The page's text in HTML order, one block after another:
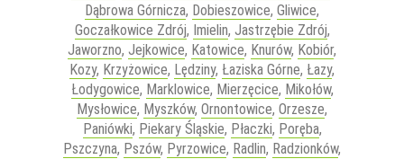
Dąbrowa Górnicza, Dobieszowice, Gliwice,
Goczałkowice Zdrój, Imielin, Jastrzębie Zdrój,
Jaworzno, Jejkowice, Katowice, Knurów, Kobiór,
Kozy, Krzyżowice, Lędziny, Łaziska Górne, Łazy,
Łodygowice, Marklowice, Mierzęcice, Mikołów,
Mysłowice, Myszków, Ornontowice, Orzesze,
Paniówki, Piekary Śląskie, Płaczki, Poręba,
Pszczyna, Pszów, Pyrzowice, Radlin, Radzionków,